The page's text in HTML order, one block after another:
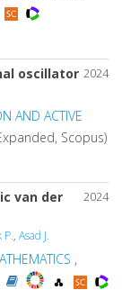
2024
oscillator
AND ACTIVE
Scopus)
2024
van der
P., Asad J.
,